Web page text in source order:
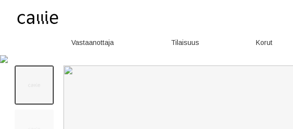
Vastaanottaja Tilaisuus Korut